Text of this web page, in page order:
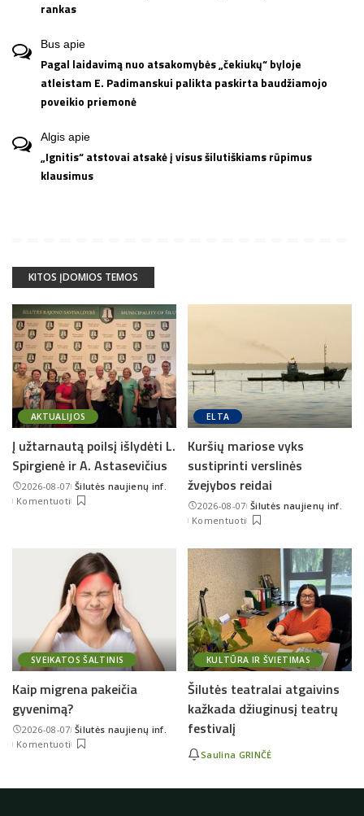
rankas
Bus apie
Pagal laidavimą nuo atsakomybės „čekiukų“ byloje
atleistam E. Padimanskui palikta paskirta baudžiamojo
poveikio priemonė
Algis apie
„Ignitis“ atstovai atsakė į visus šilutiškiams rūpimus
klausimus
KITOS ĮDOMIOS TEMOS
AKTUALIJOS
Į užtarnautą poilsį išlydėti L.
Spirgienė ir A. Astasevičius
2026-08-07Posted
by
Šilutės naujienų inf.
Komentuoti
ELTA
Kuršių mariose vyks
sustiprinti verslinės
žvejybos reidai
2026-08-07Posted
by
Šilutės naujienų inf.
Komentuoti
SVEIKATOS ŠALTINIS
Kaip migrena pakeičia
gyvenimą?
2026-08-07Posted
by
Šilutės naujienų inf.
Komentuoti
KULTŪRA IR ŠVIETIMAS
Šilutės teatralai atgaivins
kažkada džiuginusį teatrų
festivalį
Saulina GRINČĖ